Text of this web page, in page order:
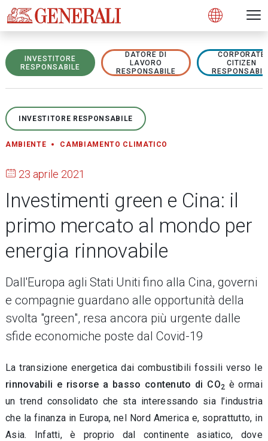
Open
INVESTITORE
RESPONSABILE
DATORE DI
LAVORO
RESPONSABILE
CORPORATE
CITIZEN
INVESTITORE RESPONSABILE
AMBIENTE CAMBIAMENTO CLIMATICO
23 aprile 2021
Investimenti green e Cina: il
primo mercato al mondo per
energia rinnovabile
Dall'Europa agli Stati Uniti fino alla Cina, governi
e compagnie guardano alle opportunità della
svolta "green", resa ancora più urgente dalle
sfide economiche poste dal Covid-19
La transizione energetica dai combustibili fossili verso le
rinnovabili e risorse a basso contenuto di CO2 è ormai
un trend consolidato che sta interessando sia l’industria
che la finanza in Europa, nel Nord America e, soprattutto, in
Asia. Infatti, è proprio dal continente asiatico, dove